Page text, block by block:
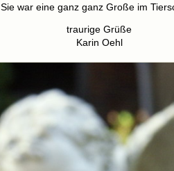
Sie war eine ganz ganz Große im
traurige Grüße
Karin Oehl